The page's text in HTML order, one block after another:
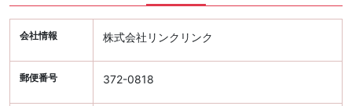
会社情報 株式会社リンクリンク
郵便番号 372-0818